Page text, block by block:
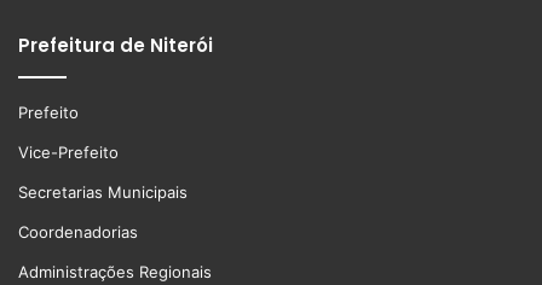
Prefeitura de Niterói
Prefeito
Vice-Prefeito
Secretarias Municipais
Coordenadorias
Administrações Regionais